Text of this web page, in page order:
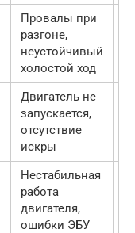
Провалы при
разгоне,
неустойчивый
холостой ход
Двигатель не
запускается,
отсутствие
искры
Нестабильная
работа
двигателя,
ошибки ЭБУ